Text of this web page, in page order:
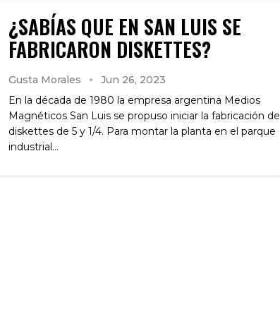
¿SABÍAS QUE EN SAN LUIS SE
FABRICARON DISKETTES?
Gusta Morales
Jun 26, 2023
En la década de 1980 la empresa argentina Medios
Magnéticos San Luis se propuso iniciar la fabricación de
diskettes de 5 y 1/4. Para montar la planta en el parque
industrial…